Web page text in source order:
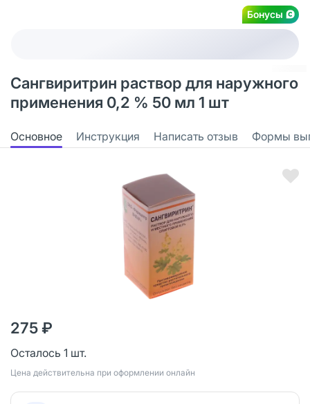
Бонусы
Сангвиритрин раствор для наружного
применения 0,2 % 50 мл 1 шт
Основное Инструкция Написать отзыв Формы
275 ₽
Осталось 1 шт.
Цена действительна при оформлении онлайн